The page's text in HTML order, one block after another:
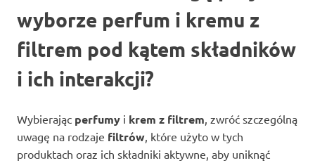
wyborze perfum i kremu z
filtrem pod kątem składników
i ich interakcji?
Wybierając perfumy i krem z filtrem, zwróć szczególną
uwagę na rodzaje filtrów, które użyto w tych
produktach oraz ich składniki aktywne, aby uniknąć